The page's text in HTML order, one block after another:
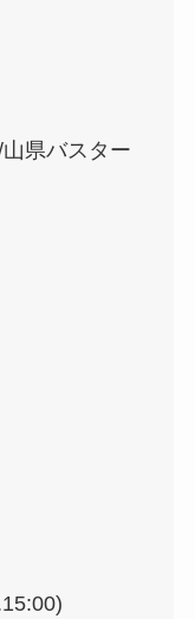
県バスター